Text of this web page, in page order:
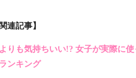
関連記事】
りも気持ちいい!? 女子が実際に
ンキング